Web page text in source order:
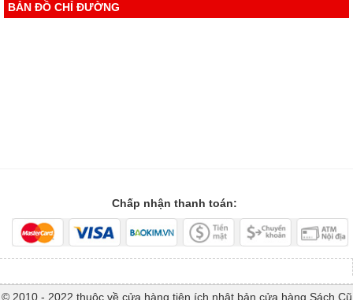
BẢN ĐỒ CHỈ ĐƯỜNG
Chấp nhận thanh toán:
© 2010 - 2022 thuộc về cửa hàng tiện ích nhật bản cửa hàng Sách Cũ